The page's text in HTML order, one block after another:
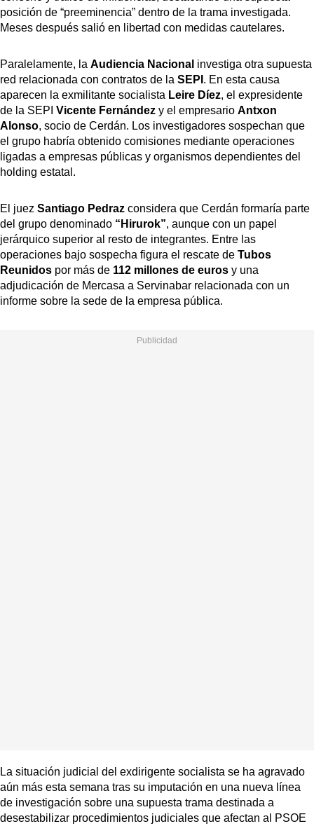
posición de “preeminencia” dentro de la trama investigada.
Meses después salió en libertad con medidas cautelares.
Paralelamente, la Audiencia Nacional investiga otra supuesta
red relacionada con contratos de la SEPI . En esta causa
aparecen la exmilitante socialista Leire Díez, el expresidente
de la SEPI Vicente Fernández y el empresario Antxon
Alonso, socio de Cerdán. Los investigadores sospechan que
el grupo habría obtenido comisiones mediante operaciones
ligadas a empresas públicas y organismos dependientes del
holding estatal.
El juez Santiago Pedraz considera que Cerdán formaría parte
del grupo denominado “Hirurok”, aunque con un papel
jerárquico superior al resto de integrantes. Entre las
operaciones bajo sospecha figura el rescate de Tubos
Reunidos por más de 112 millones de euros y una
adjudicación de Mercasa a Servinabar relacionada con un
informe sobre la sede de la empresa pública.
La situación judicial del exdirigente socialista se ha agravado
aún más esta semana tras su imputación en una nueva línea
de investigación sobre una supuesta trama destinada a
desestabilizar procedimientos judiciales que afectan al PSOE